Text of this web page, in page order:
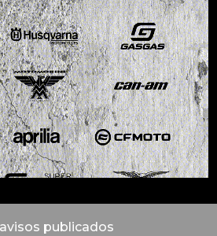
publicados